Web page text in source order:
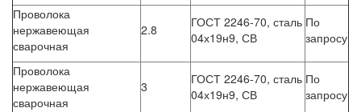
Проволока
нержавеющая
сварочная
2.8
ГОСТ 2246-70, сталь
04х19н9, СВ
По
запросу
Проволока
нержавеющая
сварочная
3
ГОСТ 2246-70, сталь
04х19н9, СВ
По
запросу